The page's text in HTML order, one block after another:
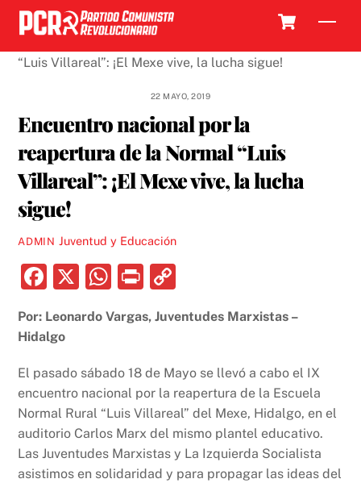
Skip
content
22 MAYO, 2019
Encuentro nacional por la
reapertura de la Normal “Luis
Villareal”: ¡El Mexe vive, la lucha
sigue!
ADMIN Juventud y Educación
F
c
e
b
o
o
k
X
W
at
A
p
p
P
nt p
Li
n
k
Por: Leonardo Vargas, Juventudes Marxistas –
Hidalgo
El pasado sábado 18 de Mayo se llevó a cabo el IX
encuentro nacional por la reapertura de la Escuela
Normal Rural “Luis Villareal” del Mexe, Hidalgo, en el
auditorio Carlos Marx del mismo plantel educativo.
Las Juventudes Marxistas y La Izquierda Socialista
asistimos en solidaridad y para propagar las ideas del